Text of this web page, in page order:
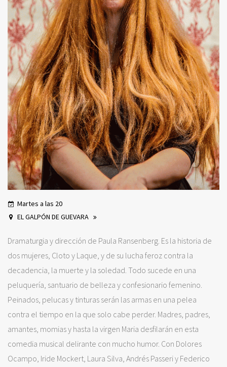
Martes a las 20
EL GALPÓN DE GUEVARA
Dramaturgia y dirección de Paula Ransenberg. Es la historia de
dos mujeres, Cloto y Laque, y de su lucha feroz contra la
decadencia, la muerte y la soledad. Todo sucede en una
peluquería, santuario de belleza y confesionario femenino.
Peinados, pelucas y tinturas serán las armas en una pelea
contra el tiempo en la que solo cabe perder. Madres, padres,
amantes, momias y hasta la virgen Maria desfilarán en esta
comedia musical delirante con mucho humor. Con Dolores
Ocampo, Iride Mockert, Laura Silva, Andrés Passeri y Federico